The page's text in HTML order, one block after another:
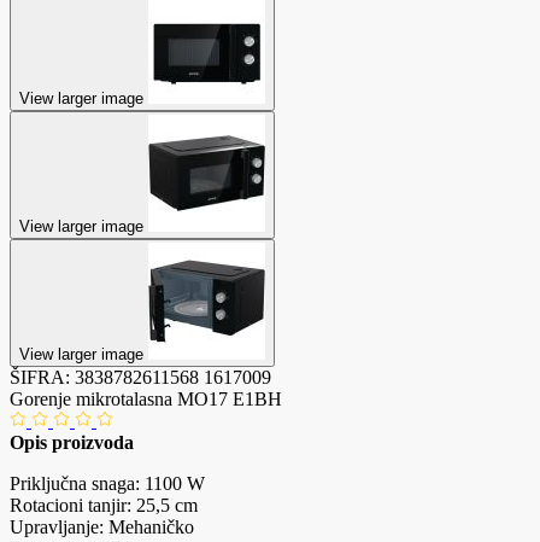
View larger image
View larger image
View larger image
ŠIFRA: 3838782611568 1617009
Gorenje mikrotalasna MO17 E1BH
Opis proizvoda
Priključna snaga: 1100 W
Rotacioni tanjir: 25,5 cm
Upravljanje: Mehaničko